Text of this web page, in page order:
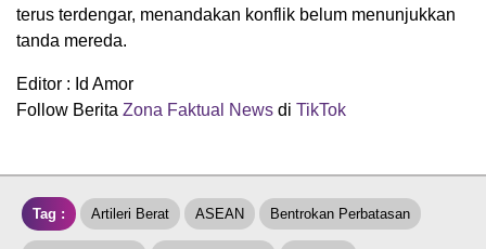
terus terdengar, menandakan konflik belum menunjukkan
tanda mereda.
Editor : Id Amor
Follow Berita Zona Faktual News di TikTok
Tag : Artileri Berat ASEAN Bentrokan Perbatasan